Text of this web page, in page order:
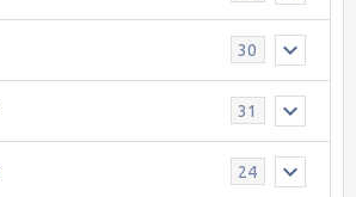
30
31
24